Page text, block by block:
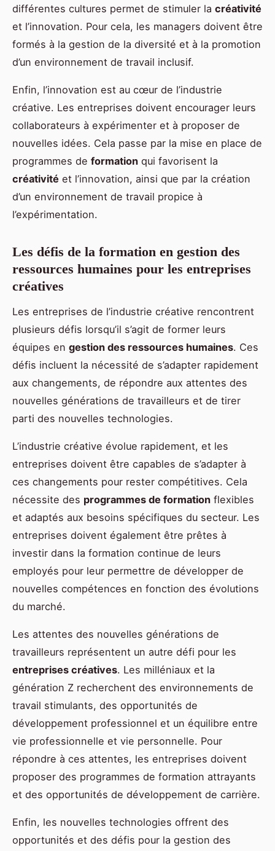
différentes cultures permet de stimuler la créativité
et l’innovation. Pour cela, les managers doivent être
formés à la gestion de la diversité et à la promotion
d’un environnement de travail inclusif.
Enfin, l’innovation est au cœur de l’industrie
créative. Les entreprises doivent encourager leurs
collaborateurs à expérimenter et à proposer de
nouvelles idées. Cela passe par la mise en place de
programmes de formation qui favorisent la
créativité et l’innovation, ainsi que par la création
d’un environnement de travail propice à
l’expérimentation.
Les défis de la formation en gestion des
ressources humaines pour les entreprises
créatives
Les entreprises de l’industrie créative rencontrent
plusieurs défis lorsqu’il s’agit de former leurs
équipes en gestion des ressources humaines. Ces
défis incluent la nécessité de s’adapter rapidement
aux changements, de répondre aux attentes des
nouvelles générations de travailleurs et de tirer
parti des nouvelles technologies.
L’industrie créative évolue rapidement, et les
entreprises doivent être capables de s’adapter à
ces changements pour rester compétitives. Cela
nécessite des programmes de formation flexibles
et adaptés aux besoins spécifiques du secteur. Les
entreprises doivent également être prêtes à
investir dans la formation continue de leurs
employés pour leur permettre de développer de
nouvelles compétences en fonction des évolutions
du marché.
Les attentes des nouvelles générations de
travailleurs représentent un autre défi pour les
entreprises créatives. Les milléniaux et la
génération Z recherchent des environnements de
travail stimulants, des opportunités de
développement professionnel et un équilibre entre
vie professionnelle et vie personnelle. Pour
répondre à ces attentes, les entreprises doivent
proposer des programmes de formation attrayants
et des opportunités de développement de carrière.
Enfin, les nouvelles technologies offrent des
opportunités et des défis pour la gestion des